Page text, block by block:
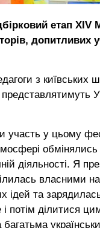
етап
допитливих
з київських
у цьому
діяльності. Я
власними
та
потім ділитися